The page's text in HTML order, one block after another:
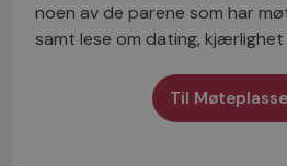
noen av de parene som har
samt lese om dating,
Til